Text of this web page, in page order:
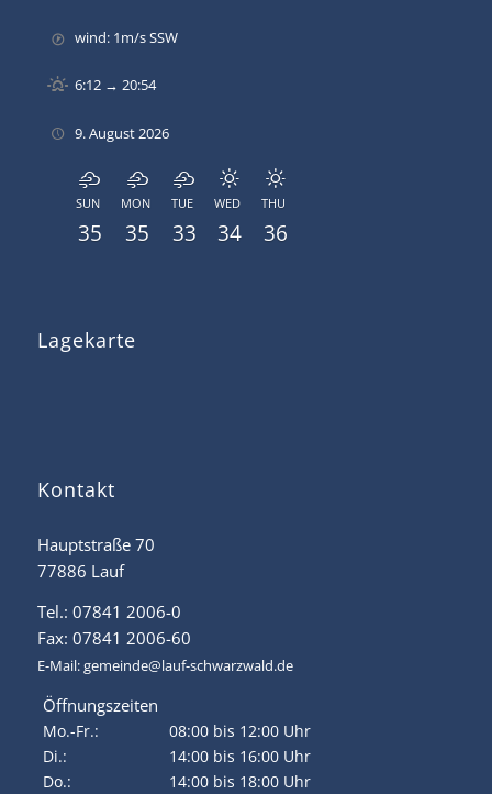
wind: 1m/s SSW
6:12 → 20:54
9. August 2026
SUN
35
MON
35
TUE
33
WED
34
THU
36
Lagekarte
Kontakt
Hauptstraße 70
77886 Lauf
Tel.: 07841 2006-0
Fax: 07841 2006-60
E-Mail:gemeinde@lauf-schwarzwald.de
Öffnungszeiten
Mo.-Fr.:
08:00 bis 12:00 Uhr
Di.:
14:00 bis 16:00 Uhr
Do.:
14:00 bis 18:00 Uhr